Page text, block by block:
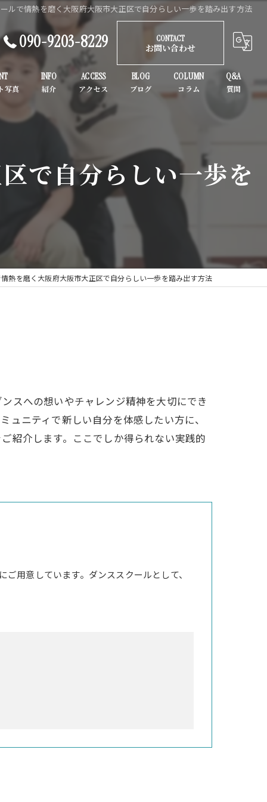
ルで情熱を磨く大阪府大阪市大正区で自分らしい一歩を踏み出す方法
090-9203-8229
CONTACT
お問い合わせ
INFO
ガールズヒップホップ
子供
初心者
ACCESS BLOG COLUMN Q&A
で自分らしい一歩を
熱を磨く大阪府大阪市大正区で自分らしい一歩を踏み出す方法
スへの想いやチャレンジ精神を大切にでき
ニティで新しい自分を体感したい方に、
紹介します。ここでしか得られない実践的
用意しています。ダンススクールとして、